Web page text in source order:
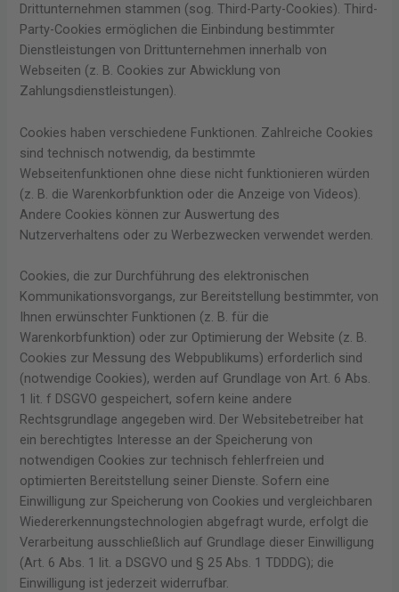
Drittunternehmen stammen (sog. Third-Party-Cookies). Third-
Party-Cookies ermöglichen die Einbindung bestimmter
Dienstleistungen von Drittunternehmen innerhalb von
Webseiten (z. B. Cookies zur Abwicklung von
Zahlungsdienstleistungen).
Cookies haben verschiedene Funktionen. Zahlreiche Cookies
sind technisch notwendig, da bestimmte
Webseitenfunktionen ohne diese nicht funktionieren würden
(z. B. die Warenkorbfunktion oder die Anzeige von Videos).
Andere Cookies können zur Auswertung des
Nutzerverhaltens oder zu Werbezwecken verwendet werden.
Cookies, die zur Durchführung des elektronischen
Kommunikationsvorgangs, zur Bereitstellung bestimmter, von
Ihnen erwünschter Funktionen (z. B. für die
Warenkorbfunktion) oder zur Optimierung der Website (z. B.
Cookies zur Messung des Webpublikums) erforderlich sind
(notwendige Cookies), werden auf Grundlage von Art. 6 Abs.
1 lit. f DSGVO gespeichert, sofern keine andere
Rechtsgrundlage angegeben wird. Der Websitebetreiber hat
ein berechtigtes Interesse an der Speicherung von
notwendigen Cookies zur technisch fehlerfreien und
optimierten Bereitstellung seiner Dienste. Sofern eine
Einwilligung zur Speicherung von Cookies und vergleichbaren
Wiedererkennungstechnologien abgefragt wurde, erfolgt die
Verarbeitung ausschließlich auf Grundlage dieser Einwilligung
(Art. 6 Abs. 1 lit. a DSGVO und § 25 Abs. 1 TDDDG); die
Einwilligung ist jederzeit widerrufbar.